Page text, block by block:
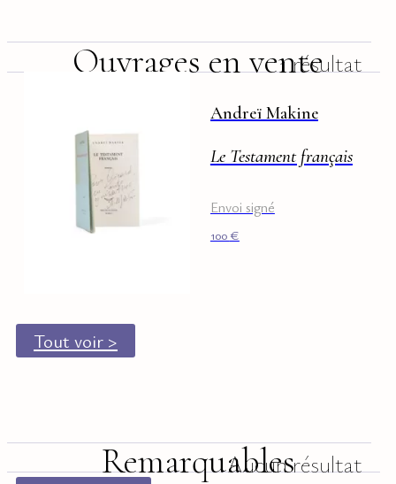
Ouvrages en vente
1 résultat
Andreï Makine
Le Testament français
Envoi signé
100€
Tout voir >
RemarquablesAucun résultat